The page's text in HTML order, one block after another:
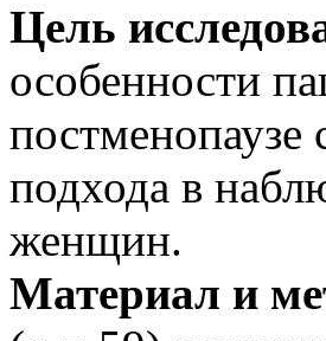
Цель
особенности
подхода в
женщин.
Материал и